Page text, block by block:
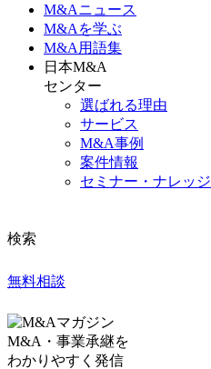
M&Aニュース
M&Aを学ぶ
M&A 用語集
日本M&A
センター
選ばれる理由
サービス
M&A事例
案件情報
セミナー・ナレッジ
検索
無料相談
M&A・事業承継を
わかりやすく発信